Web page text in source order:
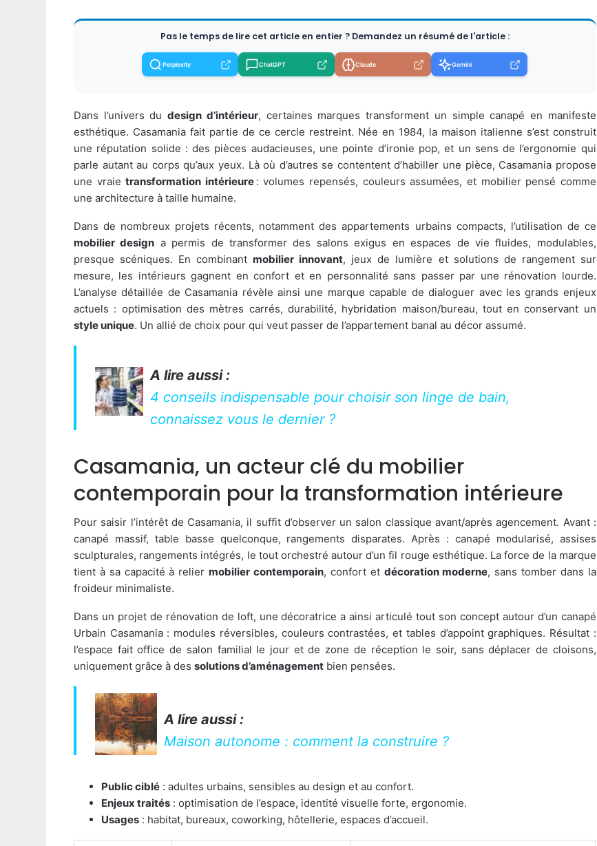
Pas le temps de lire cet article en entier ? Demandez un résumé de l'article :
Perplexity ChatGPT Claude Gemini
Dans l’univers dudesign d’intérieur, certaines marques transforment un simple canapé en manifeste
esthétique. Casamania fait partie de ce cercle restreint. Née en 1984, la maison italienne s’est construit
une réputation solide : des pièces audacieuses, une pointe d’ironie pop, et un sens de l’ergonomie qui
parle autant au corps qu’aux yeux. Là où d’autres se contentent d’habiller une pièce, Casamania propose
une vraietransformation intérieure: volumes repensés, couleurs assumées, et mobilier pensé comme
une architecture à taille humaine.
Dans de nombreux projets récents, notamment des appartements urbains compacts, l’utilisation de ce
mobilier design a permis de transformer des salons exigus en espaces de vie fluides, modulables,
presque scéniques. En combinant mobilier innovant, jeux de lumière et solutions de rangement sur
mesure, les intérieurs gagnent en confort et en personnalité sans passer par une rénovation lourde.
L’analyse détaillée de Casamania révèle ainsi une marque capable de dialoguer avec les grands enjeux
actuels : optimisation des mètres carrés, durabilité, hybridation maison/bureau, tout en conservant un
style unique. Un allié de choix pour qui veut passer de l’appartement banal au décor assumé.
A lire aussi :
4 conseils indispensable pour choisir son linge de bain,
connaissez vous le dernier ?
Casamania, un acteur clé du mobilier
contemporain pour la transformation intérieure
Pour saisir l’intérêt de Casamania, il suffit d’observer un salon classique avant/après agencement. Avant :
canapé massif, table basse quelconque, rangements disparates. Après : canapé modularisé, assises
sculpturales, rangements intégrés, le tout orchestré autour d’un fil rouge esthétique. La force de la marque
tient à sa capacité à relier mobilier contemporain, confort et décoration moderne, sans tomber dans la
froideur minimaliste.
Dans un projet de rénovation de loft, une décoratrice a ainsi articulé tout son concept autour d’un canapé
Urbain Casamania : modules réversibles, couleurs contrastées, et tables d’appoint graphiques. Résultat :
l’espace fait office de salon familial le jour et de zone de réception le soir, sans déplacer de cloisons,
uniquement grâce à des solutions d’aménagement bien pensées.
A lire aussi :
Maison autonome : comment la construire ?
Public ciblé : adultes urbains, sensibles au design et au confort.
Enjeux traités : optimisation de l’espace, identité visuelle forte, ergonomie.
Usages : habitat, bureaux, coworking, hôtellerie, espaces d’accueil.